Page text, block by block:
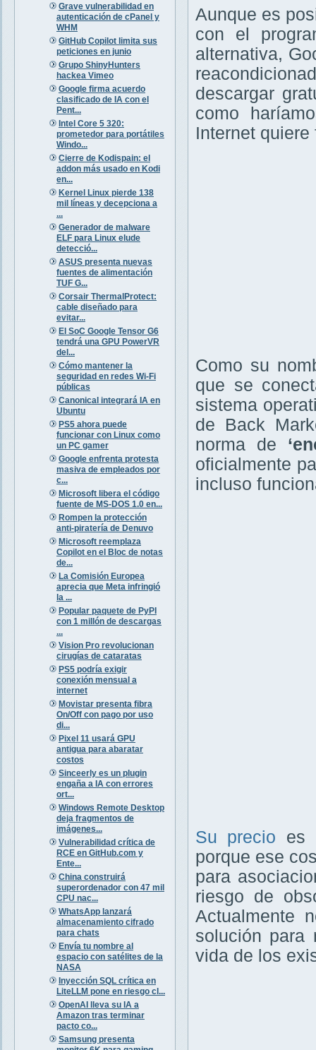
Grave vulnerabilidad en
autenticación de cPanel y
WHM
GitHub Copilot limita sus
peticiones en junio
Grupo ShinyHunters
hackea Vimeo
Google firma acuerdo
clasificado de IA con el
Pent...
Intel Core 5 320:
prometedor para portátiles
Windo...
Cierre de Kodispain: el
addon más usado en Kodi
en...
Kernel Linux pierde 138
mil líneas y decepciona a
...
Generador de malware
ELF para Linux elude
detecció...
ASUS presenta nuevas
fuentes de alimentación
TUF G...
Corsair ThermalProtect:
cable diseñado para
evitar...
El SoC Google Tensor G6
tendrá una GPU PowerVR
del...
Cómo mantener la
seguridad en redes Wi-Fi
públicas
Canonical integrará IA en
Ubuntu
PS5 ahora puede
funcionar con Linux como
un PC gamer
Google enfrenta protesta
masiva de empleados por
c...
Microsoft libera el código
fuente de MS-DOS 1.0 en...
Rompen la protección
anti-piratería de Denuvo
Microsoft reemplaza
Copilot en el Bloc de notas
de...
La Comisión Europea
aprecia que Meta infringió
la ...
Popular paquete de PyPI
con 1 millón de descargas
...
Vision Pro revolucionan
cirugías de cataratas
PS5 podría exigir
conexión mensual a
internet
Movistar presenta fibra
On/Off con pago por uso
di...
Pixel 11 usará GPU
antigua para abaratar
costos
Sinceerly es un plugin
engaña a IA con errores
ort...
Windows Remote Desktop
deja fragmentos de
imágenes...
Vulnerabilidad crítica de
RCE en GitHub.com y
Ente...
China construirá
superordenador con 47 mil
CPU nac...
WhatsApp lanzará
almacenamiento cifrado
para chats
Envía tu nombre al
espacio con satélites de la
NASA
Inyección SQL crítica en
LiteLLM pone en riesgo cl...
OpenAI lleva su IA a
Amazon tras terminar
pacto co...
Samsung presenta
Aunque es
con el
alternativa,
descargar
como
Internet
Como su
que se
sistema
de Back
norma de
oficialmente
incluso
Su precio es
porque ese
para
riesgo de
Actualmente
solución para
vida de los